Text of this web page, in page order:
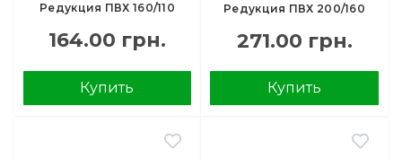
Редукция ПВХ 160/110
164.00 грн.
Купить
Редукция ПВХ 200/160
271.00 грн.
Купить